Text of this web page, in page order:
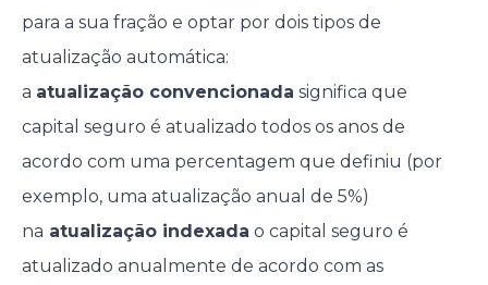
para a sua fração e optar por dois tipos de
atualização automática:
a atualização convencionada significa que
capital seguro é atualizado todos os anos de
acordo com uma percentagem que definiu (por
exemplo, uma atualização anual de 5%)
na atualização indexada o capital seguro é
atualizado anualmente de acordo com as